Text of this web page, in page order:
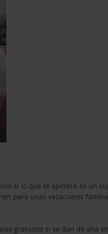
si lo que te apetece es un
para unas vacaciones
gratuitos si se dan de alta